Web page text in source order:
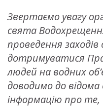
Звертаємо увагу
свята
проведення
дотримуватися
людей на водних
доводимо до відома
інформацію про те,